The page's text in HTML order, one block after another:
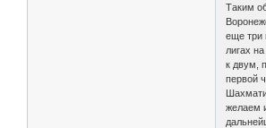
Таким
еще три
лигах
к двум,
первой
желаем